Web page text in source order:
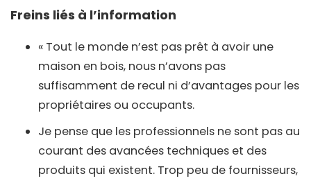
Freins liés à l’information
« Tout le monde n’est pas prêt à avoir une
maison en bois, nous n’avons pas
suffisamment de recul ni d’avantages pour les
propriétaires ou occupants.
Je pense que les professionnels ne sont pas au
courant des avancées techniques et des
produits qui existent. Trop peu de fournisseurs,